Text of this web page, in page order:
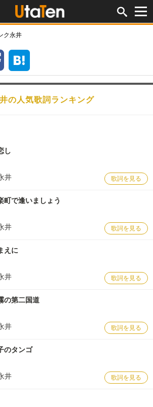
ク永井
Facebook
ク
ー
の人気歌詞ランキング
し
井 歌詞を見る
町で逢いましょう
井 歌詞を見る
えに
井 歌詞を見る
の第二国道
井 歌詞を見る
のタンゴ
井 歌詞を見る